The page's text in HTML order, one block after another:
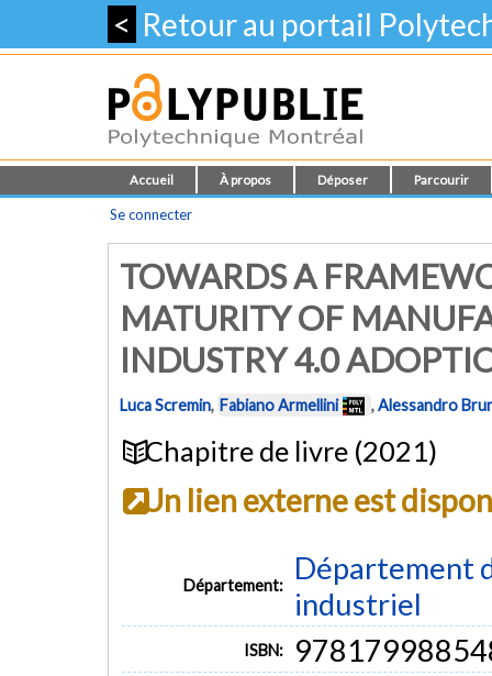
< Retour au portail
Accueil À propos Déposer Parcourir
Se connecter
TOWARDS A
MATURITY OF
INDUSTRY 4.0
Luca Scremin, Fabiano Armellini ,Alessandro
Chapitre de livre (2021)
Un lien externe est
Département:
Département
industriel
ISBN: